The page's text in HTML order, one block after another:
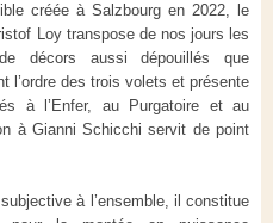
créée à Salzbourg en 2022, le
Loy transpose de nos jours les
décors aussi dépouillés que
l’ordre des trois volets et présente
à l’Enfer, au Purgatoire et au
à Gianni Schicchi servit de point
à l’ensemble, il constitue